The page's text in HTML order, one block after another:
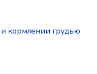
кормлении грудью